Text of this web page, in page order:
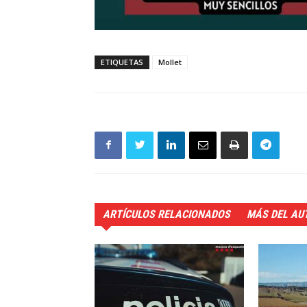
ETIQUETAS Mollet
ARTÍCULOS RELACIONADOS MÁS DEL